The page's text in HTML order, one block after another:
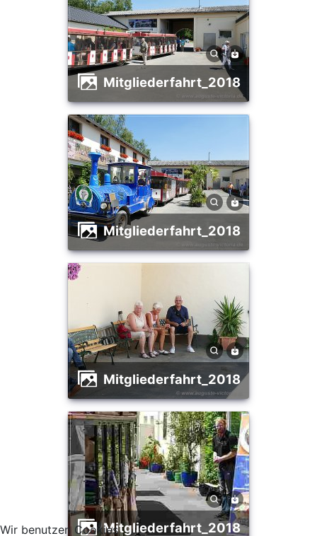
Mitgliederfahrt_2018
Mitgliederfahrt_2018
Mitgliederfahrt_2018
Mitgliederfahrt_2018
Wir benutzen Cookies